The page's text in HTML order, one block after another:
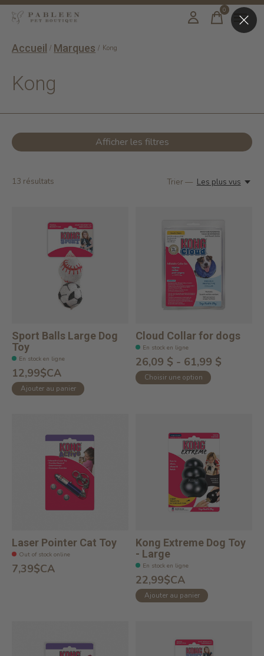
0items
Accueil / Marques / Kong
Kong
Afficher les filtres
13 résultats Trier — Les plus vus
Sport Balls Large Dog
Toy
En stock en ligne
12,99$CA
Ajouter au panier
Cloud Collar for dogs
En stock en ligne
26,09 $ - 61,99 $
Choisir une option
Laser Pointer Cat Toy
Out of stock online
7,39$CA
Kong Extreme Dog Toy
- Large
En stock en ligne
22,99$CA
Ajouter au panier